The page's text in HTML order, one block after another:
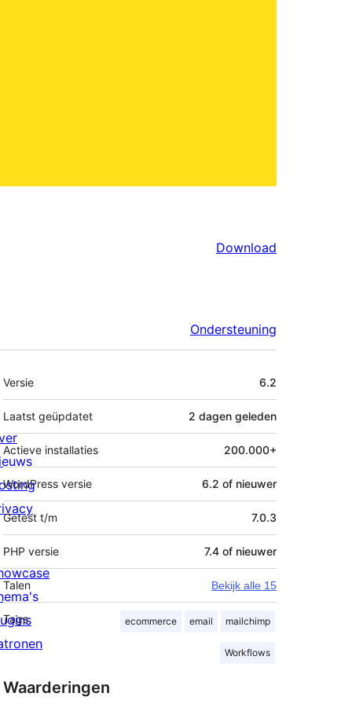
Download
Ondersteuning
Meta
Versie 6.2
Laatst geüpdatet 2 dagen geleden
Actieve installaties 200.000+
WordPress versie 6.2 of nieuwer
Getest t/m 7.0.3
PHP versie 7.4 of nieuwer
Talen Bekijk alle 15
Tags ecommerce email mailchimp
Workflows
Waarderingen